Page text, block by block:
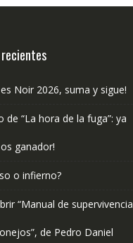
Noir 2026, suma y sigue!
de “La hora de la fuga”: ya
ganador!
o infierno?
“Manual de supervivencia
de Pedro Daniel